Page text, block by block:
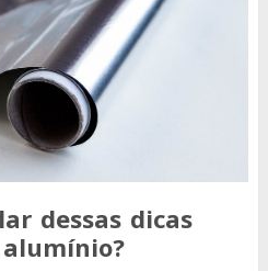
dessas dicas